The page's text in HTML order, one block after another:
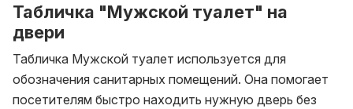
Табличка "Мужской туалет" на
двери
Табличка Мужской туалет используется для
обозначения санитарных помещений. Она помогает
посетителям быстро находить нужную дверь без